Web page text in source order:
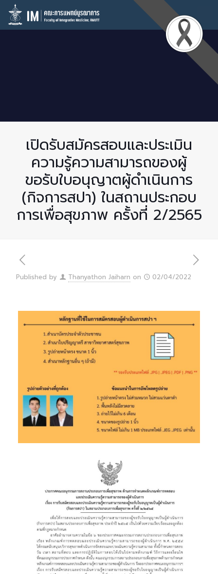
เปิดรับสมัครสอบและประเมิน
ความรู้ความสามารถของผู้
ขอรับใบอนุญาตผู้ดำเนินการ
(กิจการสปา) ในสถานประกอบ
การเพื่อสุขภาพ ครั้งที่ 2/2565
Published by Thanyathon Jaiharn on 02/04/2022